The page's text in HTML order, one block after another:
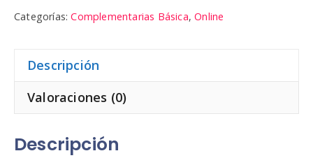
Colibri
Categorías:Complementarias Básica,Online
Descripción
Valoraciones (0)
Descripción